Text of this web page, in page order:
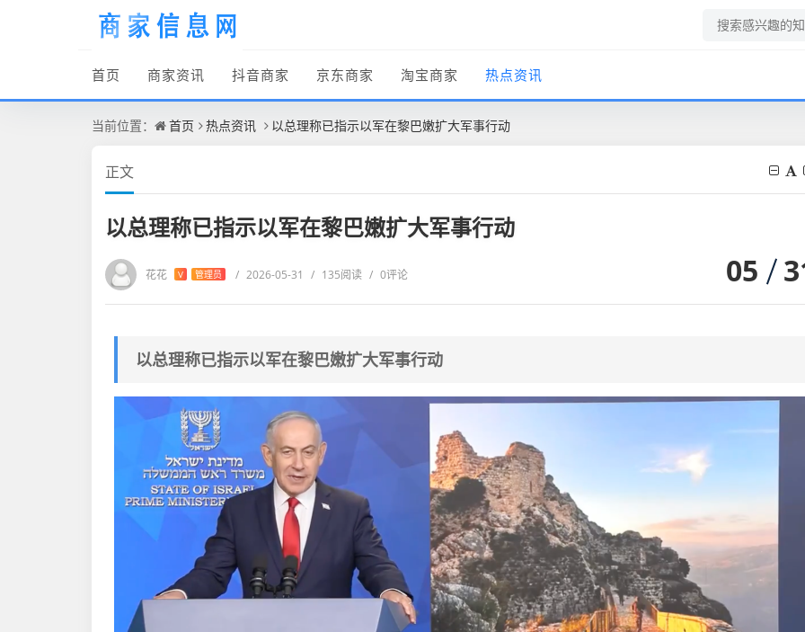
首页 商家资讯 抖音商家 京东商家 淘宝商家 热点资讯
当前位置： 首页 热点资讯 以总理称已指示以军在黎巴嫩扩大军事行动
正文
以总理称已指示以军在黎巴嫩扩大军事行动
花花 V 管理员 / 2026-05-31 / 135阅读 / 0评论 05
以总理称已指示以军在黎巴嫩扩大军事行动